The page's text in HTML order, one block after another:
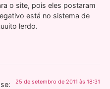
o site, pois eles postaram
está no sistema de
lerdo.
25 de setembro de 2011 às 18:31